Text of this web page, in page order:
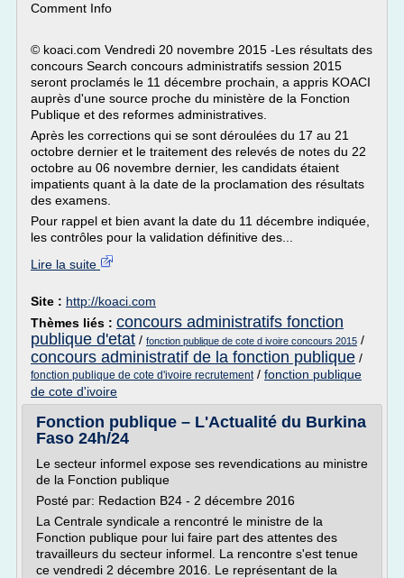
Comment Info
© koaci.com Vendredi 20 novembre 2015 -Les résultats des
concours Search concours administratifs session 2015
seront proclamés le 11 décembre prochain, a appris KOACI
auprès d'une source proche du ministère de la Fonction
Publique et des reformes administratives.
Après les corrections qui se sont déroulées du 17 au 21
octobre dernier et le traitement des relevés de notes du 22
octobre au 06 novembre dernier, les candidats étaient
impatients quant à la date de la proclamation des résultats
des examens.
Pour rappel et bien avant la date du 11 décembre indiquée,
les contrôles pour la validation définitive des...
Lire la suite
Site : http://koaci.com
Thèmes liés : concours administratifs fonction
publique d'etat / fonction publique de cote d ivoire concours 2015 /
concours administratif de la fonction publique /
fonction publique de cote d'ivoire recrutement/ fonction publique
de cote d'ivoire
Fonction publique – L'Actualité du Burkina
Faso 24h/24
Le secteur informel expose ses revendications au ministre
de la Fonction publique
Posté par: Redaction B24 - 2 décembre 2016
La Centrale syndicale a rencontré le ministre de la
Fonction publique pour lui faire part des attentes des
travailleurs du secteur informel. La rencontre s'est tenue
ce vendredi 2 décembre 2016. Le représentant de la